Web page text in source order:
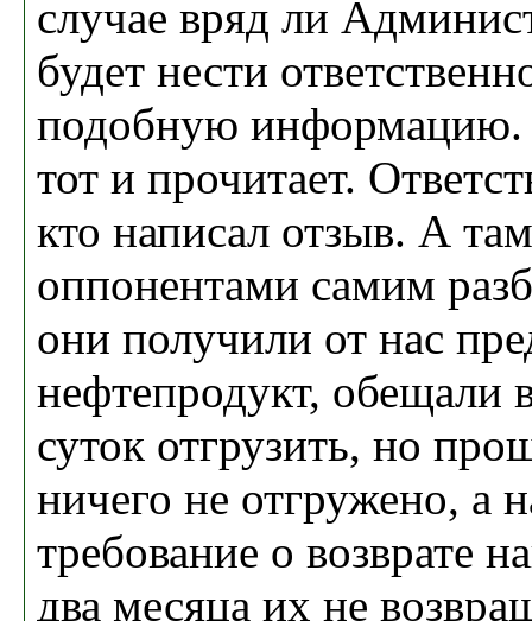
случае вряд ли
будет нести
подобную
тот и прочитает.
кто написал отзыв. А
оппонентами самим
они получили от нас
нефтепродукт, обещали
суток отгрузить, но
ничего не отгружено, а
требование о возврате
два месяца их не